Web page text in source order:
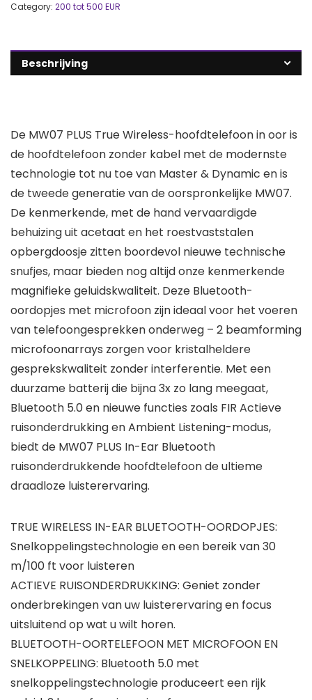
Category: 200 tot 500 EUR
Beschrijving
De MW07 PLUS True Wireless-hoofdtelefoon in oor is
de hoofdtelefoon zonder kabel met de modernste
technologie tot nu toe van Master & Dynamic en is
de tweede generatie van de oorspronkelijke MW07.
De kenmerkende, met de hand vervaardigde
behuizing uit acetaat en het roestvaststalen
opbergdoosje zitten boordevol nieuwe technische
snufjes, maar bieden nog altijd onze kenmerkende
magnifieke geluidskwaliteit. Deze Bluetooth-
oordopjes met microfoon zijn ideaal voor het voeren
van telefoongesprekken onderweg – 2 beamforming
microfoonarrays zorgen voor kristalheldere
gesprekskwaliteit zonder interferentie. Met een
duurzame batterij die bijna 3x zo lang meegaat,
Bluetooth 5.0 en nieuwe functies zoals FIR Actieve
ruisonderdrukking en Ambient Listening-modus,
biedt de MW07 PLUS In-Ear Bluetooth
ruisonderdrukkende hoofdtelefoon de ultieme
draadloze luisterervaring.
TRUE WIRELESS IN-EAR BLUETOOTH-OORDOPJES:
Snelkoppelingstechnologie en een bereik van 30
m/100 ft voor luisteren
ACTIEVE RUISONDERDRUKKING: Geniet zonder
onderbrekingen van uw luisterervaring en focus
uitsluitend op wat u wilt horen.
BLUETOOTH-OORTELEFOON MET MICROFOON EN
SNELKOPPELING: Bluetooth 5.0 met
snelkoppelingstechnologie produceert een rijk